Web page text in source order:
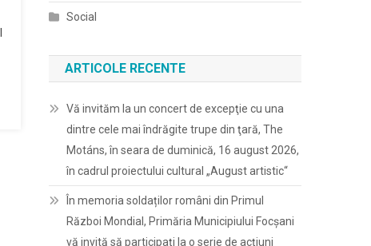
Social
ARTICOLE RECENTE
Vă invităm la un concert de excepţie cu una
dintre cele mai îndrăgite trupe din ţară, The
Motáns, în seara de duminică, 16 august 2026,
în cadrul proiectului cultural „August artistic“
În memoria soldaților români din Primul
Război Mondial, Primăria Municipiului Focșani
vă invită să participaţi la o serie de acţiuni